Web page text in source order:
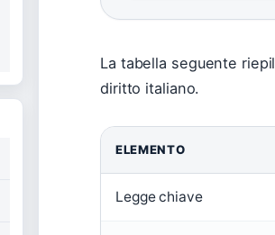
La tabella seguente
diritto italiano.
ELEMENTO
Legge chiave